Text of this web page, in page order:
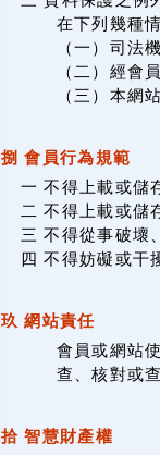
在下列幾種
（一）司法
（二）經會
（三）本網
捌 會員行為規範
一 不得上載或儲
二 不得上載或儲
三 不得從事破壞
四 不得妨礙或干
玖 網站責任
會員或網站
查、核對或
拾 智慧財產權